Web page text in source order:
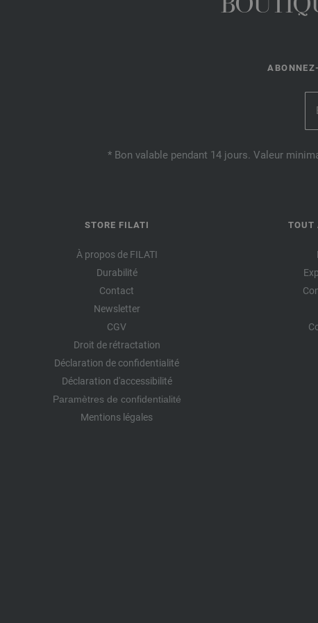
* Bon valable pendant 14 jours. Valeur
STORE FILATI
À propos de FILATI
Durabilité
Contact
Newsletter
CGV
Droit de rétractation
Déclaration de confidentialité
Déclaration d'accessibilité
Paramètres de confidentialité
Mentions légales
TOUT